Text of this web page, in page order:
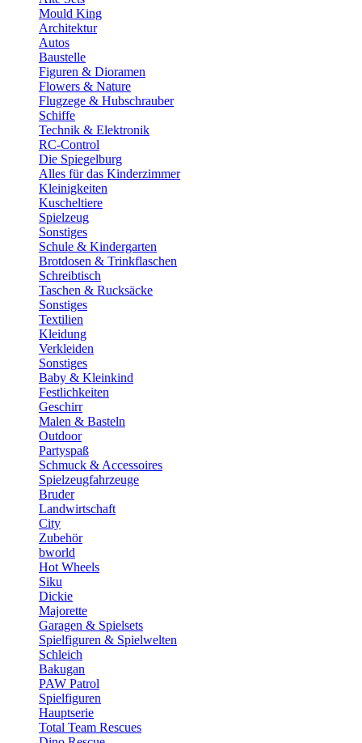
Mould King
Architektur
Autos
Baustelle
Figuren & Dioramen
Flowers & Nature
Flugzege & Hubschrauber
Schiffe
Technik & Elektronik
RC-Control
Die Spiegelburg
Alles für das Kinderzimmer
Kleinigkeiten
Kuscheltiere
Spielzeug
Sonstiges
Schule & Kindergarten
Brotdosen & Trinkflaschen
Schreibtisch
Taschen & Rucksäcke
Sonstiges
Textilien
Kleidung
Verkleiden
Sonstiges
Baby & Kleinkind
Festlichkeiten
Geschirr
Malen & Basteln
Outdoor
Partyspaß
Schmuck & Accessoires
Spielzeugfahrzeuge
Bruder
Landwirtschaft
City
Zubehör
bworld
Hot Wheels
Siku
Dickie
Majorette
Garagen & Spielsets
Spielfiguren & Spielwelten
Schleich
Bakugan
PAW Patrol
Spielfiguren
Hauptserie
Total Team Rescues